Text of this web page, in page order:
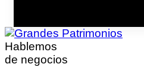
Hablemos
de negocios